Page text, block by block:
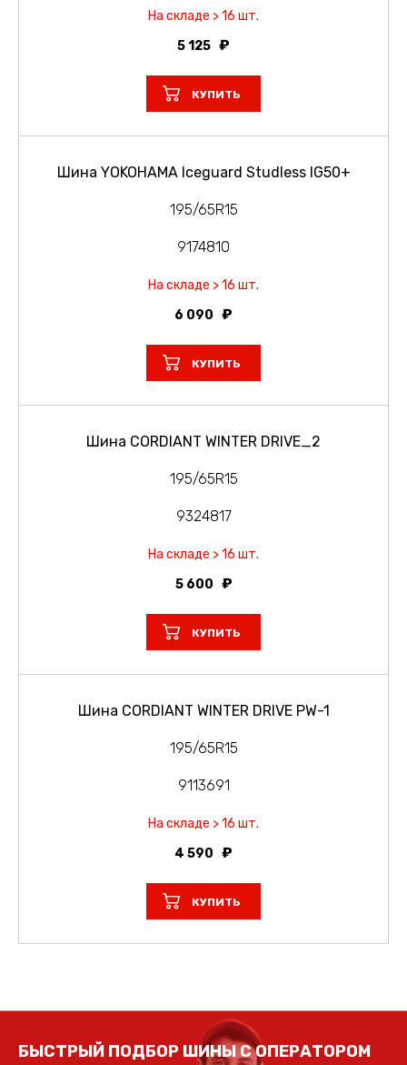
На складе > 16 шт.
5 125
КУПИТЬ
Шина YOKOHAMA Iceguard Studless IG50+
195/65R15
9174810
На складе > 16 шт.
6 090
КУПИТЬ
Шина CORDIANT WINTER DRIVE_2
195/65R15
9324817
На складе > 16 шт.
5 600
КУПИТЬ
Шина CORDIANT WINTER DRIVE PW-1
195/65R15
9113691
На складе > 16 шт.
4 590
КУПИТЬ
БЫСТРЫЙ ПОДБОР ШИНЫ С ОПЕРАТОРОМ